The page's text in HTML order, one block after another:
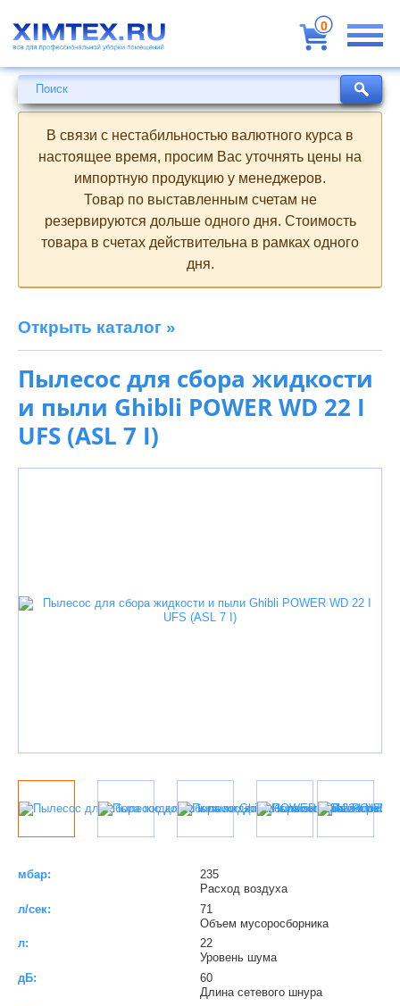
для
профессиональной
уборки
помещений
Поиск
В связи с нестабильностью валютного курса в
настоящее время, просим Вас уточнять цены на
импортную продукцию у менеджеров.
Товар по выставленным счетам не
резервируются дольше одного дня. Стоимость
товара в счетах действительна в рамках одного
дня.
Открыть каталог »
Пылесос для сбора жидкости
и пыли Ghibli POWER WD 22 I
UFS (ASL 7 I)
мбар:
235
Расход воздуха
л/сек:
71
Объем мусоросборника
л:
22
Уровень шума
дБ:
60
Длина сетевого шнура
Поиск
0